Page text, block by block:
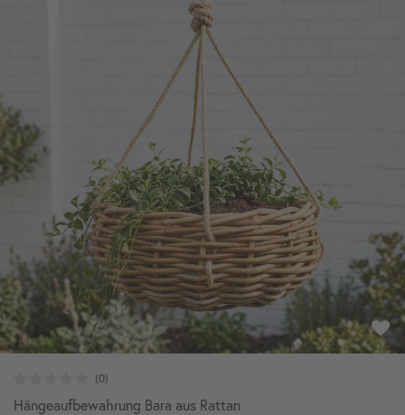
Hängeaufbewahrung Bara aus Rattan